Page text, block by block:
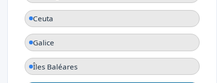
Ceuta
Galice
Îles Baléares